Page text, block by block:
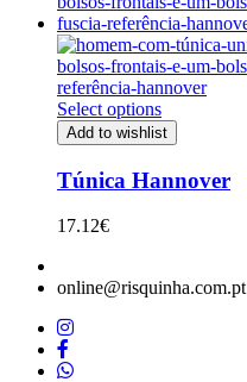
Select options
Add to wishlist
Túnica Hannover
17.12€
online@risquinha.com.pt